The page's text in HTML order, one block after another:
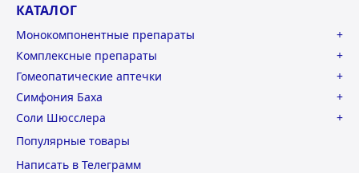
КАТАЛОГ
Монокомпонентные препараты
Комплексные препараты
Гомеопатические аптечки
Симфония Баха
Соли Шюсслера
Популярные товары
Написать в Телеграмм